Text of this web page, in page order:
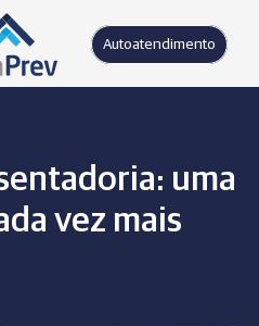
Autoatendimento
uma
vez mais